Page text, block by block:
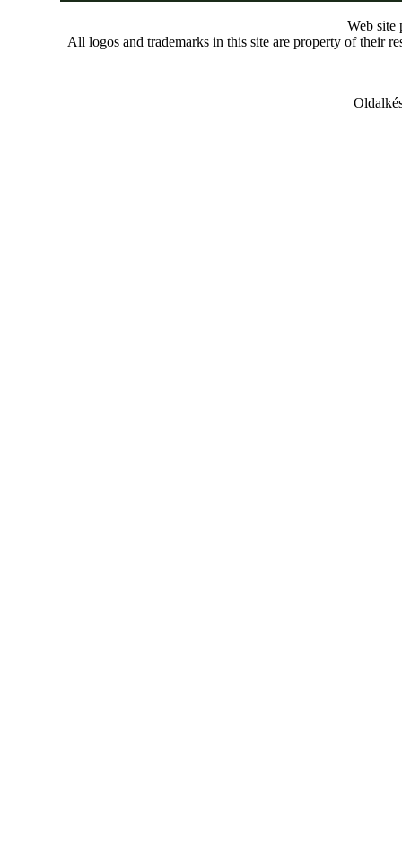
Web site
All logos and trademarks in this site are property of their